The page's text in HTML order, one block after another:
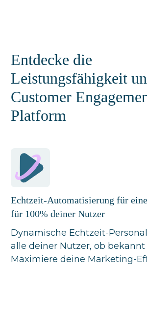
Entdecke die
Leistungsfähigkeit
Customer
Platform
Echtzeit-Automatisierung für
für 100% deiner Nutzer
Dynamische Echtzeit-
alle deiner Nutzer, ob
Maximiere deine Marketing-